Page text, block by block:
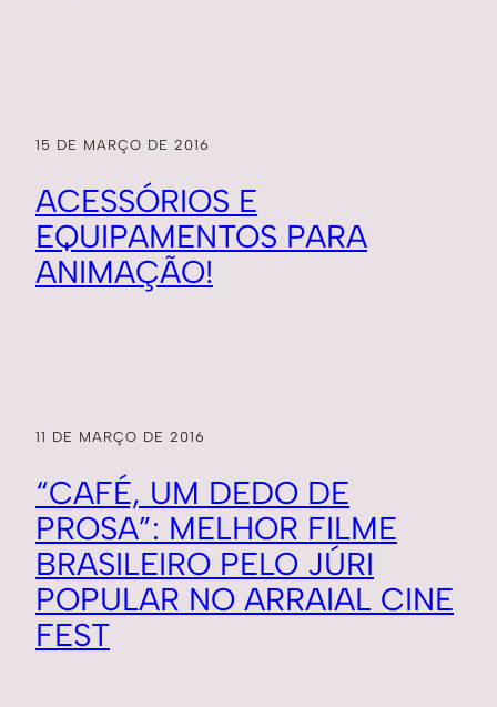
15 DE MARÇO DE 2016
ACESSÓRIOS E
EQUIPAMENTOS PARA
ANIMAÇÃO!
11 DE MARÇO DE 2016
“CAFÉ, UM DEDO DE
PROSA”: MELHOR FILME
BRASILEIRO PELO JÚRI
POPULAR NO ARRAIAL CINE
FEST